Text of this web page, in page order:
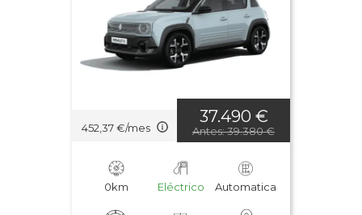
452,37 €/mes
37.490 €
Antes: 39.380 €
0km Eléctrico Automatica